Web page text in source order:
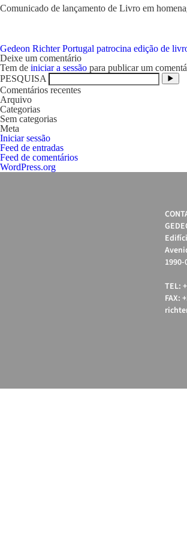
Comunicado de lançamento de Livro em
Navegação
de
artigos
Gedeon Richter Portugal patrocina edição de
Deixe um comentário
Tem de iniciar a sessão para publicar um
PESQUISA
Comentários recentes
Arquivo
Categorias
Sem categorias
Meta
Iniciar sessão
Feed de entradas
Feed de comentários
WordPress.org
TEL:
FAX: